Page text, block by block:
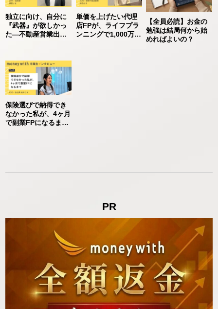
独立に向け、自分に
『武器』が欲しかっ
た―不動産営業出身
卒業生インタビュ
ー】
単価を上げたい代理
店FPが、ライフプラ
ンニングで1,000万円
【全員必読】お金の
勉強は結局何から始
めればよいの？
保険選びで納得でき
なかった私が、4ヶ月
で副業FPになるまで
PR